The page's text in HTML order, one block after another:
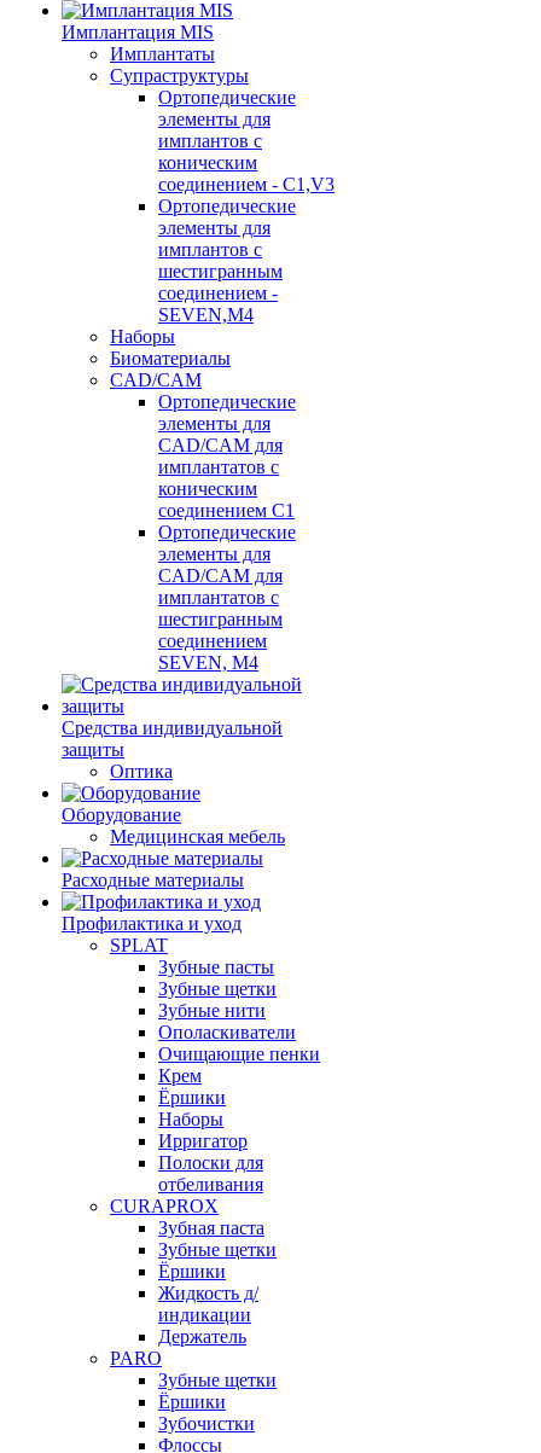
Имплантация MIS
Имплантаты
Супраструктуры
Ортопедические
элементы для
имплантов с
коническим
соединением - C1,V3
Ортопедические
элементы для
имплантов с
шестигранным
соединением -
SEVEN,M4
Наборы
Биоматериалы
CAD/CAM
Ортопедические
элементы для
CAD/CAM для
имплантатов с
коническим
соединением С1
Ортопедические
элементы для
CAD/CAM для
имплантатов с
шестигранным
соединением
SEVEN, М4
Средства индивидуальной
защиты
Оптика
Оборудование
Медицинская мебель
Расходные материалы
Профилактика и уход
SPLAT
Зубные пасты
Зубные щетки
Зубные нити
Ополаскиватели
Очищающие пенки
Крем
Ёршики
Наборы
Ирригатор
Полоски для
отбеливания
CURAPROX
Зубная паста
Зубные щетки
Ёршики
Жидкость д/
индикации
Держатель
PARO
Зубные щетки
Ёршики
Зубочистки
Флоссы